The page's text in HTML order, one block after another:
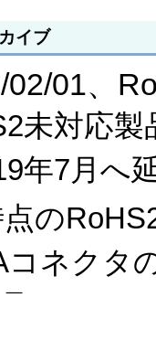
イブ
02/01、
未対応
年7月へ
の
コネクタ